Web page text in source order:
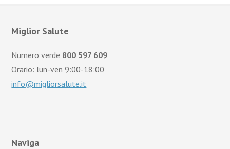
Miglior Salute
Numero verde 800 597 609
Orario: lun-ven 9:00-18:00
info@migliorsalute.it
Naviga